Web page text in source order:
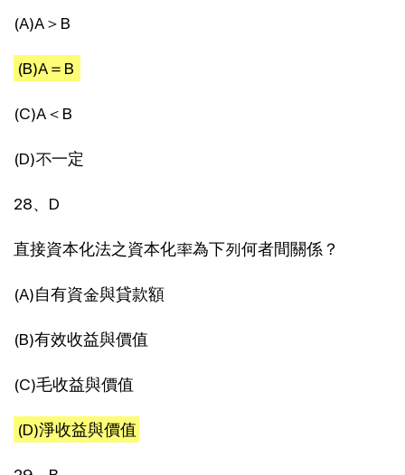
(A)A＞B
(B)A＝B
(C)A＜B
(D)不一定
28、D
直接資本化法之資本化率為下列何者間關係？
(A)自有資金與貸款額
(B)有效收益與價值
(C)毛收益與價值
(D)淨收益與價值